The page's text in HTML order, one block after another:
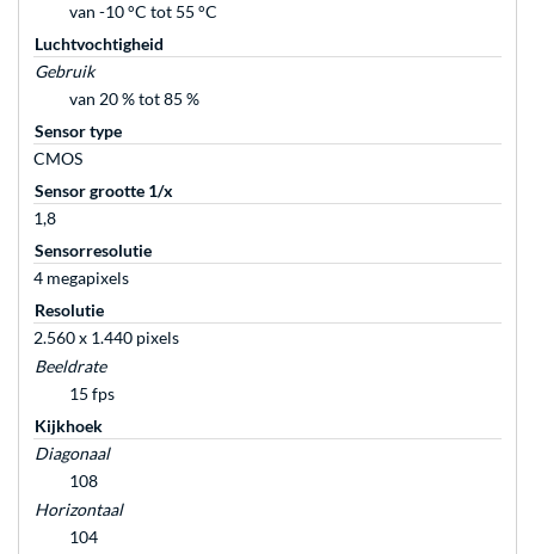
van -10 °C tot 55 °C
Luchtvochtigheid
Gebruik
van 20 % tot 85 %
Sensor type
CMOS
Sensor grootte 1/x
1,8
Sensorresolutie
4 megapixels
Resolutie
2.560 x 1.440 pixels
Beeldrate
15 fps
Kijkhoek
Diagonaal
108
Horizontaal
104